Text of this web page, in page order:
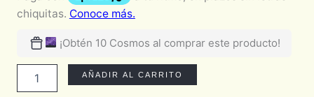
¡Obtén 10 Cosmos al comprar este producto!
AÑADIR AL CARRITO